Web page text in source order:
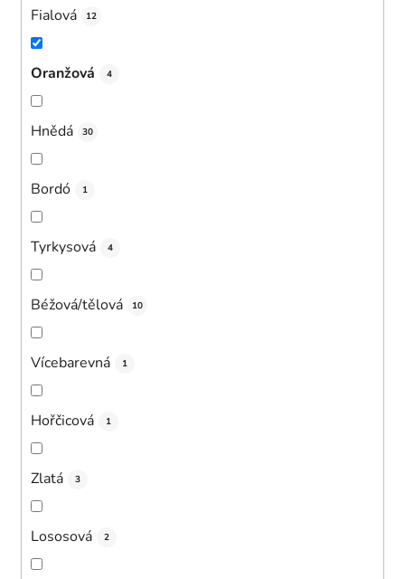
Fialová 12
Oranžová 4
Hnědá 30
Bordó 1
Tyrkysová 4
Béžová/tělová 10
Vícebarevná 1
Hořčicová 1
Zlatá 3
Lososová 2